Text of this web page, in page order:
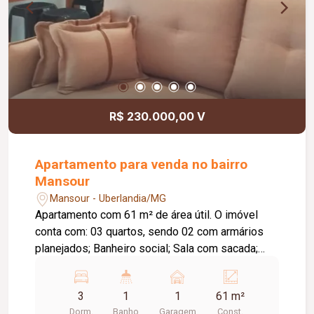
R$ 230.000,00 V
Apartamento para venda no bairro
Mansour
Mansour - Uberlandia/MG
Apartamento com 61 m² de área útil. O imóvel
conta com: 03 quartos, sendo 02 com armários
planejados; Banheiro social; Sala com sacada;
forno; 01 vaga de garagem coberta; O condomínio
conta com: Quadra esportiva; Playground; Salão
3
Dorm.
1
Banho
1
Garagem
61 m²
Const.